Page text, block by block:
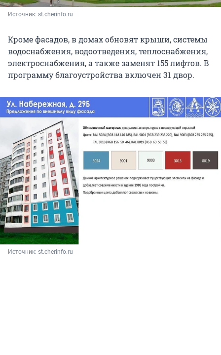
Источник: st.cherinfo.ru
Кроме фасадов, в домах обновят крыши, системы
водоснабжения, водоотведения, теплоснабжения,
электроснабжения, а также заменят 155 лифтов. В
программу благоустройства включен 31 двор.
Источник: st.cherinfo.ru